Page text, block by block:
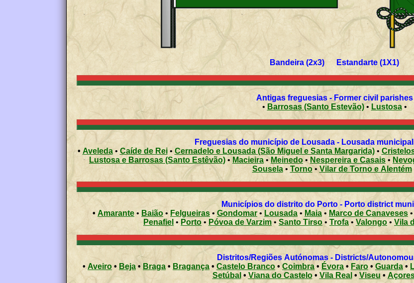
Bandeira (2x3) Estandarte (1X1)
Antigas freguesias - Former civil parishes
•
Barrosas (Santo Estevão)• Lustosa•
Freguesias do município de Lousada - Lousada
• Aveleda• Caíde de Rei•Cernadelo e Lousada (São Miguel e Santa Margarida)•
Lustosa e Barrosas (Santo Estêvão) • Macieira •Meinedo• Nespereira e Casais •
Sousela• Torno• Vilar de Torno e Alentém
Municípios do distrito do Porto - Porto district
• Amarante • Baião • Felgueiras • Gondomar • Lousada • Maia • Marco de Canaveses •
Penafiel • Porto • Póvoa de Varzim• Santo Tirso• Trofa • Valongo •
Distritos/Regiões Autónomas - Districts/
• Aveiro • Beja • Braga • Bragança • Castelo Branco • Coimbra • Évora • Faro • Guarda•
Setúbal•Viana do Castelo• Vila Real • Viseu •